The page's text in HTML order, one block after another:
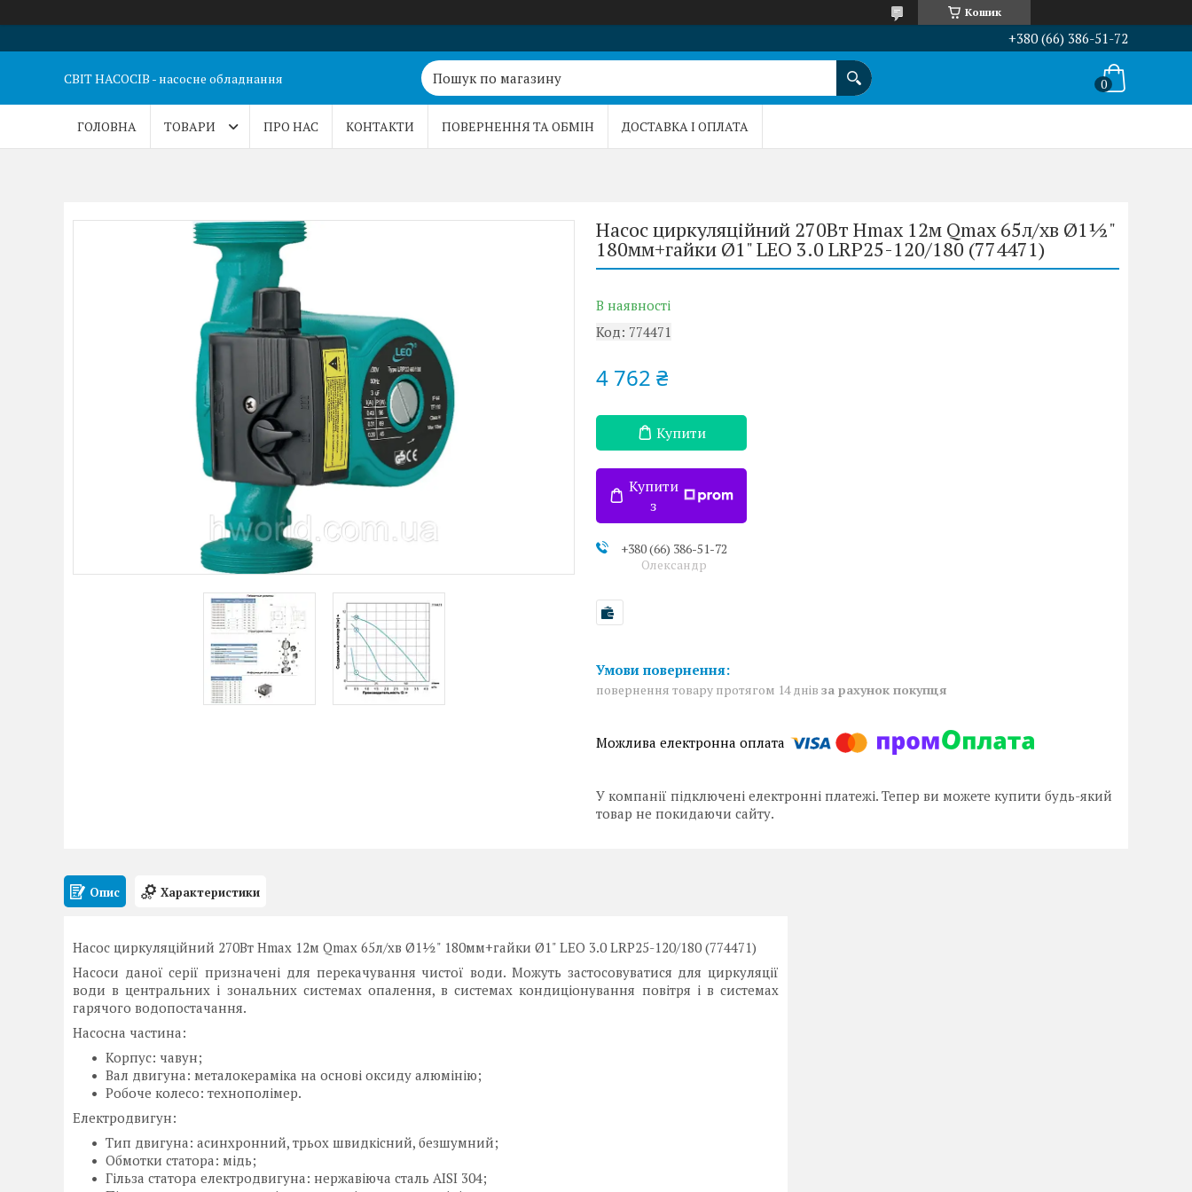
Кошик
+380 (66) 386-51-72
СВІТ НАСОСІВ - насосне обладнання
ГОЛОВНА ТОВАРИ ПРО НАС КОНТАКТИ ПОВЕРНЕННЯ ТА ОБМІН ДОСТАВКА І ОПЛАТА
Насос циркуляційний 270Вт Hmax 12м Qmax 65л/хв Ø1½"
180мм+гайки Ø1" LEO 3.0 LRP25-120/180 (774471)
В наявності
Код: 774471
4 762 ₴
Купити
Купити
з
+380 (66) 386-51-72
Олександр
повернення товару протягом 14 днів за рахунок покупця
У компанії підключені електронні платежі. Тепер ви можете купити будь-який
товар не покидаючи сайту.
Опис Характеристики
Насос циркуляційний 270Вт Hmax 12м Qmax 65л/хв Ø1½" 180мм+гайки Ø1" LEO 3.0 LRP25-120/180 (774471)
Насоси даної серії призначені для перекачування чистої води. Можуть застосовуватися для циркуляції
води в центральних і зональних системах опалення, в системах кондиціонування повітря і в системах
гарячого водопостачання.
Насосна частина:
Корпус: чавун;
Вал двигуна: металокераміка на основі оксиду алюмінію;
Робоче колесо: технополімер.
Електродвигун:
Тип двигуна: асинхронний, трьох швидкісний, безшумний;
Обмотки статора: мідь;
Гільза статора електродвигуна: нержавіюча сталь AISI 304;